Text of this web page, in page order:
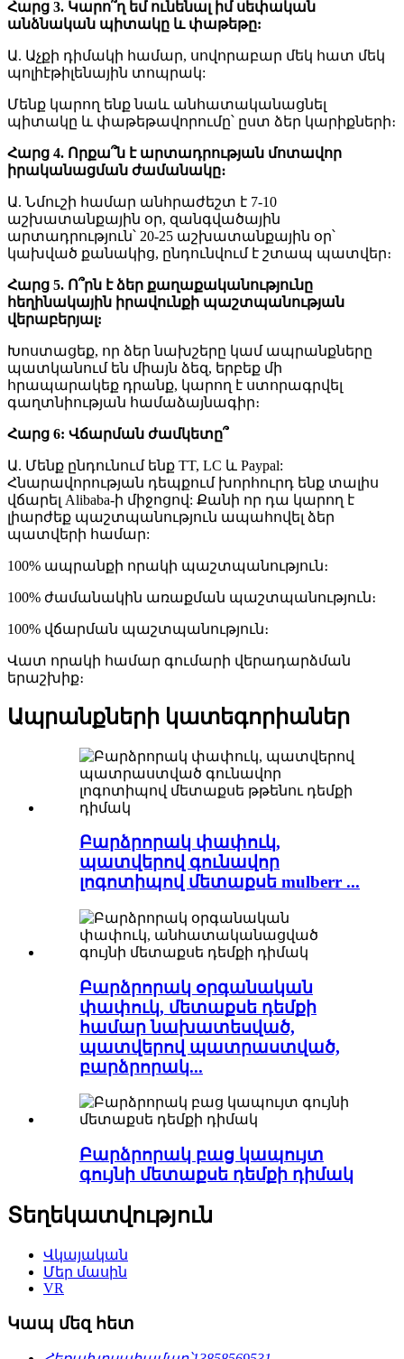
Հարց 3. Կարո՞ղ եմ ունենալ իմ սեփական
անձնական պիտակը և փաթեթը:
Ա. Աչքի դիմակի համար, սովորաբար մեկ հատ մեկ
պոլիէթիլենային տոպրակ:
Մենք կարող ենք նաև անհատականացնել
պիտակը և փաթեթավորումը՝ ըստ ձեր կարիքների։
Հարց 4. Որքա՞ն է արտադրության մոտավոր
իրականացման ժամանակը։
Ա. Նմուշի համար անհրաժեշտ է 7-10
աշխատանքային օր, զանգվածային
արտադրություն՝ 20-25 աշխատանքային օր՝
կախված քանակից, ընդունվում է շտապ պատվեր։
Հարց 5. Ո՞րն է ձեր քաղաքականությունը
հեղինակային իրավունքի պաշտպանության
վերաբերյալ:
Խոստացեք, որ ձեր նախշերը կամ ապրանքները
պատկանում են միայն ձեզ, երբեք մի
հրապարակեք դրանք, կարող է ստորագրվել
գաղտնիության համաձայնագիր։
Հարց 6: Վճարման ժամկետը՞
Ա. Մենք ընդունում ենք TT, LC և Paypal:
Հնարավորության դեպքում խորհուրդ ենք տալիս
վճարել Alibaba-ի միջոցով: Քանի որ դա կարող է
լիարժեք պաշտպանություն ապահովել ձեր
պատվերի համար:
100% ապրանքի որակի պաշտպանություն։
100% ժամանակին առաքման պաշտպանություն։
100% վճարման պաշտպանություն։
Վատ որակի համար գումարի վերադարձման
երաշխիք։
Ապրանքների կատեգորիաներ
Բարձրորակ փափուկ,
պատվերով գունավոր
լոգոտիպով մետաքսե mulberr ...
Բարձրորակ օրգանական
փափուկ, մետաքսե դեմքի
համար նախատեսված,
պատվերով պատրաստված,
բարձրորակ...
Բարձրորակ բաց կապույտ
գույնի մետաքսե դեմքի դիմակ
Տեղեկատվություն
Վկայական
Մեր մասին
VR
Կապ մեզ հետ